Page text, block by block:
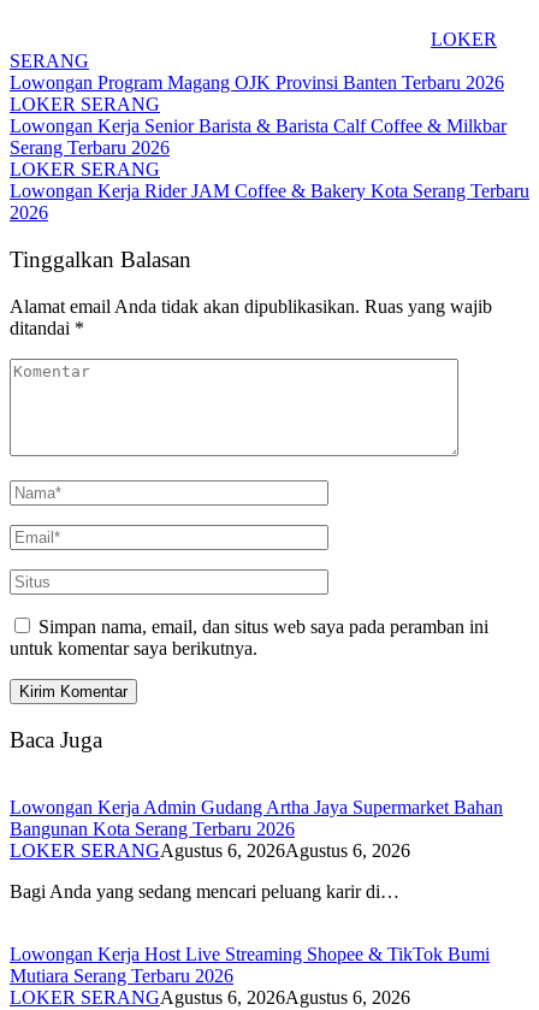
LOKER
SERANG
Lowongan Program Magang OJK Provinsi Banten Terbaru 2026
LOKER SERANG
Lowongan Kerja Senior Barista & Barista Calf Coffee & Milkbar
Serang Terbaru 2026
LOKER SERANG
Lowongan Kerja Rider JAM Coffee & Bakery Kota Serang Terbaru
2026
Tinggalkan Balasan
Alamat email Anda tidak akan dipublikasikan. Ruas yang wajib
ditandai *
Simpan nama, email, dan situs web saya pada peramban ini
untuk komentar saya berikutnya.
Baca Juga
Lowongan Kerja Admin Gudang Artha Jaya Supermarket Bahan
Bangunan Kota Serang Terbaru 2026
LOKER SERANGAgustus 6, 2026Agustus 6, 2026
Bagi Anda yang sedang mencari peluang karir di…
Lowongan Kerja Host Live Streaming Shopee & TikTok Bumi
Mutiara Serang Terbaru 2026
LOKER SERANGAgustus 6, 2026Agustus 6, 2026